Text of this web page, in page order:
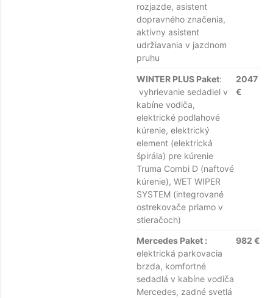
rozjazde, asistent
dopravného značenia,
aktívny asistent
udržiavania v jazdnom
pruhu
WINTER PLUS Paket:
vyhrievanie sedadiel v
kabíne vodiča,
elektrické podlahové
kúrenie, elektrický
element (elektrická
špirála) pre kúrenie
Truma Combi D (naftové
kúrenie), WET WIPER
SYSTEM (integrované
ostrekovače priamo v
stieračoch)
2047
€
Mercedes Paket :
elektrická parkovacia
brzda, komfortné
sedadlá v kabíne vodiča
Mercedes, zadné svetlá
982 €